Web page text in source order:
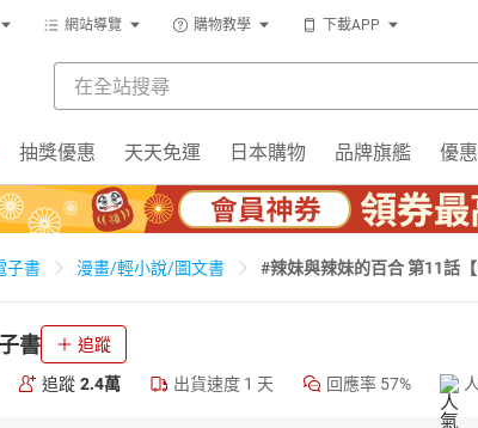
網站導覽 購物教學 下載APP
抽獎優惠 天天免運 日本購物 品牌旗艦 優
子書 漫畫/輕小說/圖文書 #辣妹與辣妹的百合 第11話【
書 追蹤
追蹤 2.4萬 出貨速度 1 天 回應率 57%